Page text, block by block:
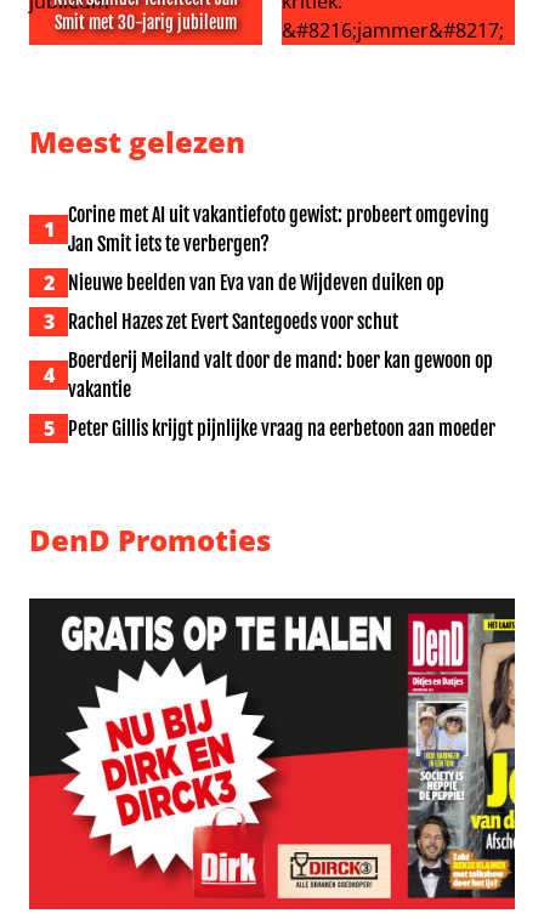
Smit met 30-jarig jubileum
Meest gelezen
1
Corine met AI uit vakantiefoto gewist: probeert omgeving
Jan Smit iets te verbergen?
2 Nieuwe beelden van Eva van de Wijdeven duiken op
3 Rachel Hazes zet Evert Santegoeds voor schut
4
Boerderij Meiland valt door de mand: boer kan gewoon op
vakantie
5 Peter Gillis krijgt pijnlijke vraag na eerbetoon aan moeder
DenD Promoties